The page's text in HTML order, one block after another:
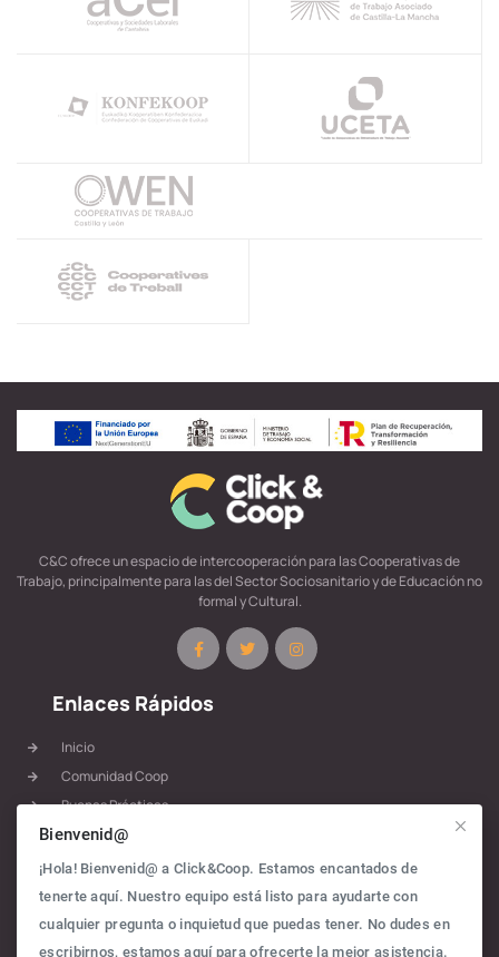
C&C ofrece un espacio de intercooperación para las Cooperativas de
Trabajo, principalmente para las del Sector Sociosanitario y de Educación no
formal y Cultural.
Enlaces Rápidos
Inicio
Comunidad Coop
Buenas Prácticas
Materiales
Rutas
Blog
Política de Privacidad
Bienvenid@
¡Hola! Bienvenid@ a Click&Coop. Estamos encantados de
tenerte aquí. Nuestro equipo está listo para ayudarte con
cualquier pregunta o inquietud que puedas tener. No dudes en
escribirnos, estamos aquí para ofrecerte la mejor asistencia.